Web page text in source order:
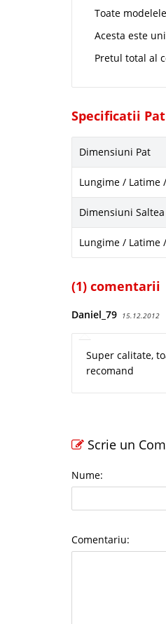
Toate
Acesta este
Pretul total al
Specificatii
Dimensiuni Pat
Lungime / Latime
Dimensiuni
Lungime / Latime
(1) comentarii
Daniel_79 15.12.2012
Super calitate,
recomand
Scrie un
Nume:
Comentariu: